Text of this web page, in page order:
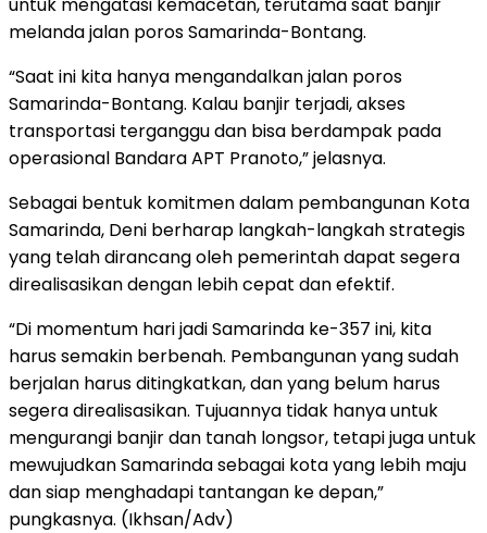
melanda jalan poros Samarinda-Bontang.
“Saat ini kita hanya mengandalkan jalan poros
Samarinda-Bontang. Kalau banjir terjadi, akses
transportasi terganggu dan bisa berdampak pada
operasional Bandara APT Pranoto,” jelasnya.
Sebagai bentuk komitmen dalam pembangunan Kota
Samarinda, Deni berharap langkah-langkah strategis
yang telah dirancang oleh pemerintah dapat segera
direalisasikan dengan lebih cepat dan efektif.
“Di momentum hari jadi Samarinda ke-357 ini, kita
harus semakin berbenah. Pembangunan yang sudah
berjalan harus ditingkatkan, dan yang belum harus
segera direalisasikan. Tujuannya tidak hanya untuk
mengurangi banjir dan tanah longsor, tetapi juga untuk
mewujudkan Samarinda sebagai kota yang lebih maju
dan siap menghadapi tantangan ke depan,”
pungkasnya. (Ikhsan/Adv)